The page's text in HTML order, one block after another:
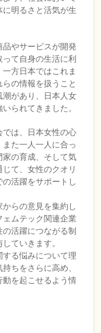
明るさと活気が生
やサービスが開発
て自身の生活に利
方日本ではこれま
の情報を扱うこと
があり、日本人女
られてきました。
では、日本女性の心
た一人一人に合っ
の育成、そして気
て、女性のクオリ
活躍をサポートし
らの意見を集約し
ムテック関連企業
活躍につながる制
ていきます。
る悩みについて理
ちをさらに高め、
動を起こせるよう情